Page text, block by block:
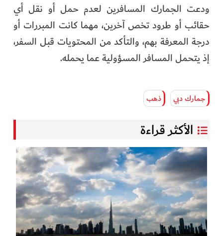
ودعت الجمارك المسافرين لعدم حمل أو نقل أي
حقائب أو طرود تخص آخرين، مهما كانت المبررات أو
درجة المعرفة بهم، والتأكد من المحتويات قبل السفر،
إذ يتحمل المسافر المسؤولية عما يحمله.
جمارك دبي ذهب
الأكثر قراءة